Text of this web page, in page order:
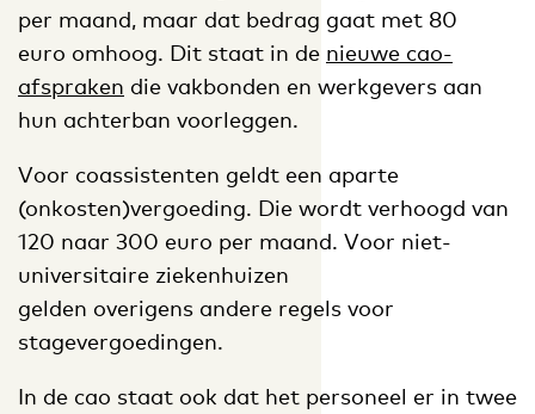
per maand, maar dat bedrag gaat met 80
euro omhoog. Dit staat in de nieuwe cao-
afspraken die vakbonden en werkgevers aan
hun achterban voorleggen.
Voor coassistenten geldt een aparte
(onkosten)vergoeding. Die wordt verhoogd van
120 naar 300 euro per maand. Voor niet-
universitaire ziekenhuizen
gelden overigens andere regels voor
stagevergoedingen.
In de cao staat ook dat het personeel er in twee